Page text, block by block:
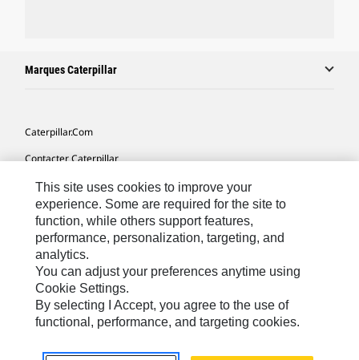
Marques Caterpillar
Caterpillar.com
Contacter Caterpillar
Mes Préférences Marketing
Plan Du Site
Cookie Settings
Légales
Confidentialité
This site uses cookies to improve your
experience. Some are required for the site to
function, while others support features,
performance, personalization, targeting, and
analytics.
You can adjust your preferences anytime using
Cookie Settings.
By selecting I Accept, you agree to the use of
functional, performance, and targeting cookies.